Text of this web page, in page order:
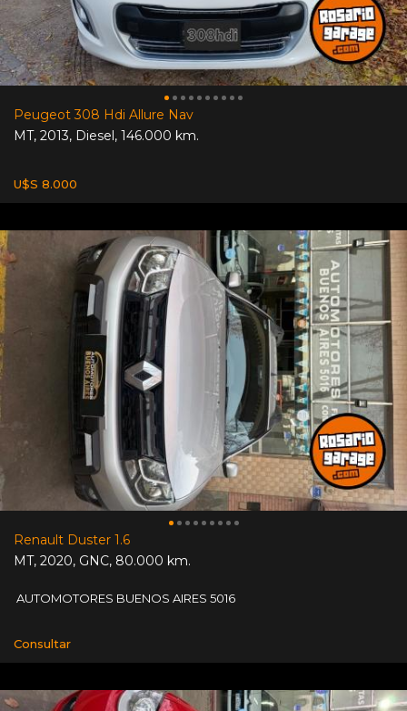
Peugeot 308 Hdi Allure Nav
MT, 2013, Diesel, 146.000 km.
U$S 8.000
Renault Duster 1.6
MT, 2020, GNC, 80.000 km.
AUTOMOTORES BUENOS AIRES 5016
Consultar